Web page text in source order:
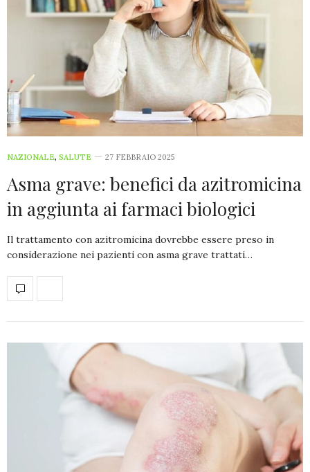
NAZIONALE, SALUTE 27 FEBBRAIO 2025
Asma grave: benefici da azitromicina
in aggiunta ai farmaci biologici
Il trattamento con azitromicina dovrebbe essere preso in
considerazione nei pazienti con asma grave trattati…